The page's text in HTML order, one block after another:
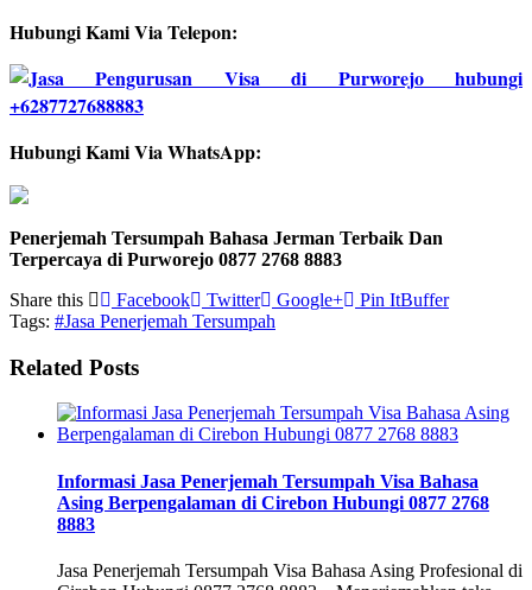
Hubungi Kami Via Telepon:
Hubungi Kami Via WhatsApp:
Penerjemah Tersumpah Bahasa Jerman Terbaik Dan
Terpercaya di Purworejo 0877 2768 8883
Share this
Facebook Twitter Google+ Pin ItBuffer
Tags: #Jasa Penerjemah Tersumpah
Related Posts
Informasi Jasa Penerjemah Tersumpah Visa Bahasa
Asing Berpengalaman di Cirebon Hubungi 0877 2768
8883
Jasa Penerjemah Tersumpah Visa Bahasa Asing Profesional di